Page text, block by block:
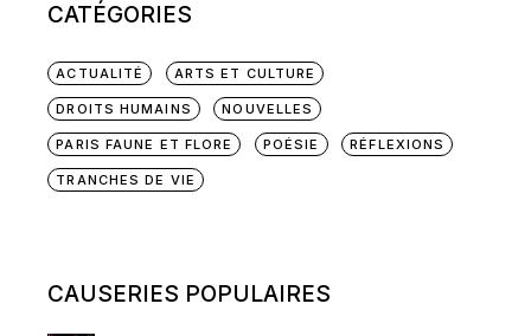
CATÉGORIES
ACTUALITÉ ARTS ET CULTURE
DROITS HUMAINS NOUVELLES
PARIS FAUNE ET FLORE POÉSIE RÉFLEXIONS
TRANCHES DE VIE
CAUSERIES POPULAIRES